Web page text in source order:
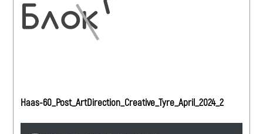
Haas-60_Post_ArtDirection_Creative_Tyre_April_2024_2